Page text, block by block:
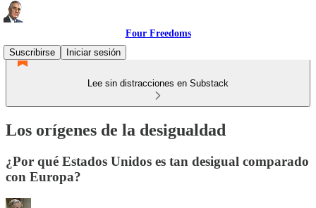
Four Freedoms
Suscribirse
Iniciar sesión
Lee sin distracciones en Substack
Los orígenes de la desigualdad
¿Por qué Estados Unidos es tan desigual comparado
con Europa?